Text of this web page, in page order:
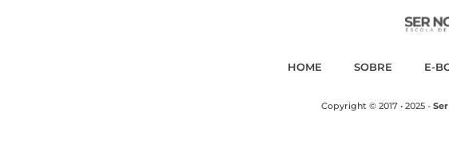
HOME SOBRE E-
Copyright © 2017 • 2025 -